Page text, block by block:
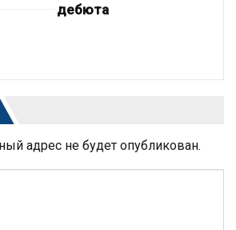
дебюта
адрес не будет опубликован.